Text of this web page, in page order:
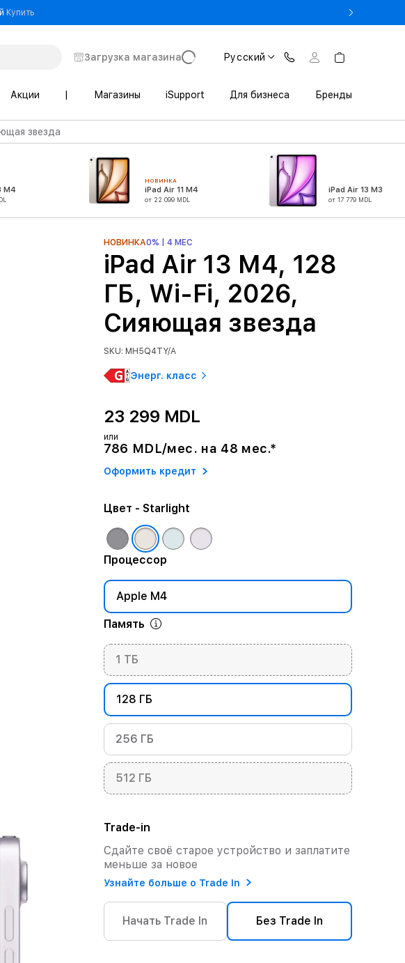
Купить
Загрузка магазина Русский
Акции Магазины iSupport Для бизнеса Бренды
звезда
M4
НОВИНКА
iPad Air 11 M4
от 22 099 MDL
iPad Air 13 M3
от 17 779 MDL
НОВИНКА0% | 4 МЕС
iPad Air 13 M4, 128
ГБ, Wi-Fi, 2026,
Сияющая звезда
SKU: MH5Q4TY/A
Энерг. класс
23 299 MDL
или
786 MDL/мес. на 48 мес.*
Оформить кредит
Цвет - Starlight
Процессор
Apple M4
Память
1 ТБ
128 ГБ
256 ГБ
512 ГБ
Trade-in
Сдайте своё старое устройство и заплатите
меньше за новое
Узнайте больше о Trade In
Начать Trade In Без Trade In